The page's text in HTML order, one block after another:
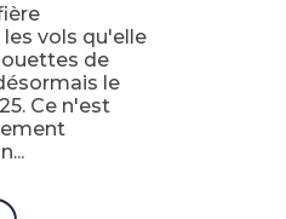
vols qu'elle
de
le
Ce n'est